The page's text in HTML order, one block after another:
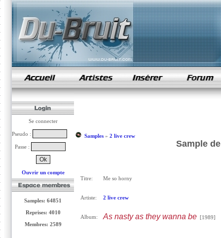
samples de rap
Se connecter
Pseudo :
Passe :
Ouvrir un compte
Samples: 64851
Reprises: 4010
Membres: 2589
Samples» 2 live crew
Sample
Titre: Me so horny
Artiste: 2 live crew
Album: As nasty as they wanna be[1989]